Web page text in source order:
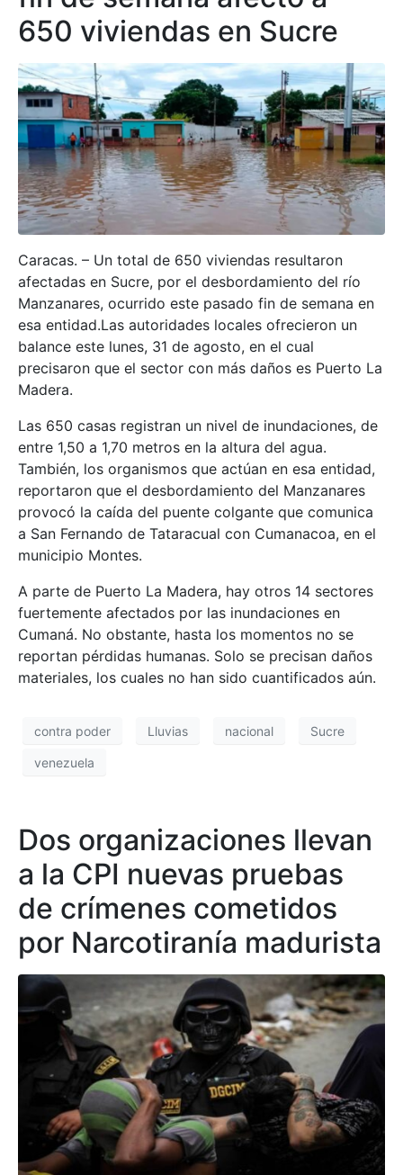
650 viviendas en Sucre
Caracas. – Un total de 650 viviendas resultaron
afectadas en Sucre, por el desbordamiento del río
Manzanares, ocurrido este pasado fin de semana en
esa entidad.Las autoridades locales ofrecieron un
balance este lunes, 31 de agosto, en el cual
precisaron que el sector con más daños es Puerto La
Madera.
Las 650 casas registran un nivel de inundaciones, de
entre 1,50 a 1,70 metros en la altura del agua.
También, los organismos que actúan en esa entidad,
reportaron que el desbordamiento del Manzanares
provocó la caída del puente colgante que comunica
a San Fernando de Tataracual con Cumanacoa, en el
municipio Montes.
A parte de Puerto La Madera, hay otros 14 sectores
fuertemente afectados por las inundaciones en
Cumaná. No obstante, hasta los momentos no se
reportan pérdidas humanas. Solo se precisan daños
materiales, los cuales no han sido cuantificados aún.
contra poder Lluvias nacional Sucre
venezuela
Dos organizaciones llevan
a la CPI nuevas pruebas
de crímenes cometidos
por Narcotiranía madurista